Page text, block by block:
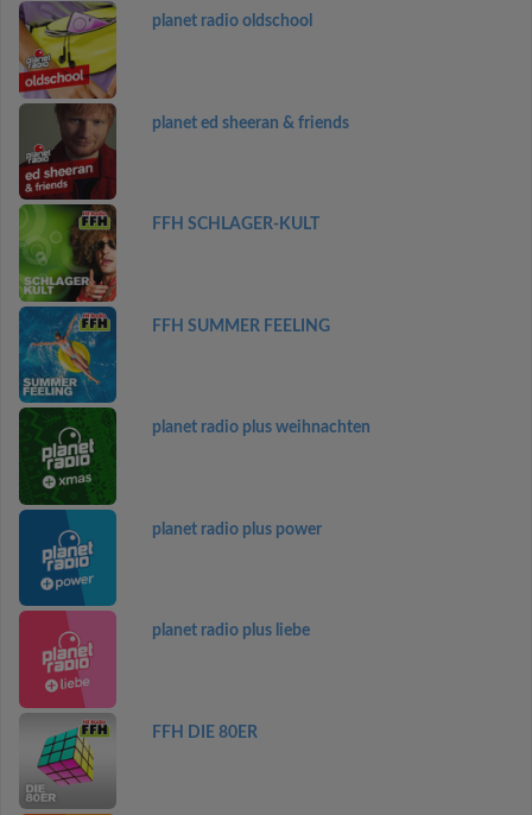
planet radio oldschool
planet ed sheeran & friends
FFH SCHLAGER-KULT
FFH SUMMER FEELING
planet radio plus weihnachten
planet radio plus power
planet radio plus liebe
FFH DIE 80ER